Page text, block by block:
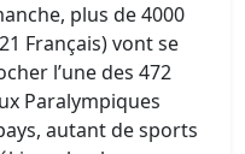
plus de 4000
Français) vont se
l’une des 472
Paralympiques
autant de sports